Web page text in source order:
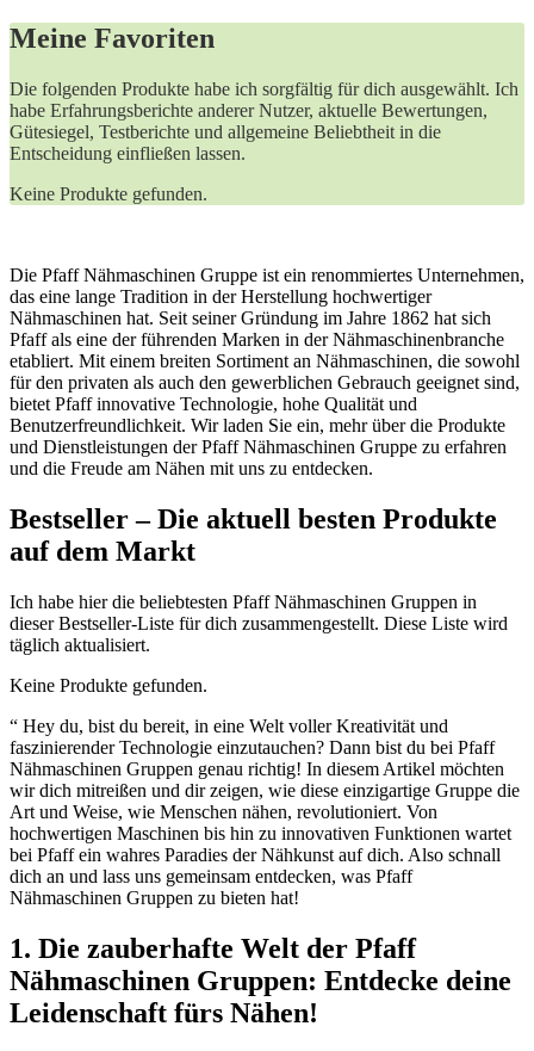
Meine Favoriten
Die folgenden Produkte habe ich sorgfältig für dich ausgewählt. Ich
habe Erfahrungsberichte anderer Nutzer, aktuelle Bewertungen,
Gütesiegel, Testberichte und allgemeine Beliebtheit in die
Entscheidung einfließen lassen.
Keine Produkte gefunden.
Die Pfaff Nähmaschinen Gruppe ist ein renommiertes Unternehmen,
das eine lange Tradition in der Herstellung hochwertiger
Nähmaschinen hat. Seit seiner Gründung im Jahre 1862 hat sich
Pfaff als eine der führenden Marken in der Nähmaschinenbranche
etabliert. Mit einem breiten Sortiment an Nähmaschinen, die sowohl
für den privaten als auch den gewerblichen Gebrauch geeignet sind,
bietet Pfaff innovative Technologie, hohe Qualität und
Benutzerfreundlichkeit. Wir laden Sie ein, mehr über die Produkte
und Dienstleistungen der Pfaff Nähmaschinen Gruppe zu erfahren
und die Freude am Nähen mit uns zu entdecken.
Bestseller – Die aktuell besten Produkte
auf dem Markt
Ich habe hier die beliebtesten Pfaff Nähmaschinen Gruppen in
dieser Bestseller-Liste für dich zusammengestellt. Diese Liste wird
täglich aktualisiert.
Keine Produkte gefunden.
“ Hey du, bist du bereit, in eine Welt voller Kreativität und
faszinierender Technologie einzutauchen? Dann bist du bei Pfaff
Nähmaschinen Gruppen genau richtig! In diesem Artikel möchten
wir dich mitreißen und dir zeigen, wie diese einzigartige Gruppe die
Art und Weise, wie Menschen nähen, revolutioniert. Von
hochwertigen Maschinen bis hin zu innovativen Funktionen wartet
bei Pfaff ein wahres Paradies der Nähkunst auf dich. Also schnall
dich an und lass uns gemeinsam entdecken, was Pfaff
Nähmaschinen Gruppen zu bieten hat!
1. Die zauberhafte Welt der Pfaff
Nähmaschinen Gruppen: Entdecke deine
Leidenschaft fürs Nähen!